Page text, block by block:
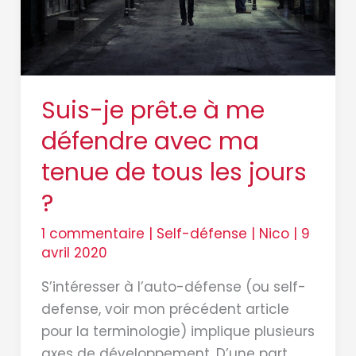
Suis-je prêt.e à me
défendre avec ma
tenue de tous les jours
?
1 commentaire Self-défense Nico
9
avril 2020
S’intéresser à l’auto-défense (ou self-
defense, voir mon précédent article
pour la terminologie) implique plusieurs
avec
ma
tenue
de
tous
les
jours
?